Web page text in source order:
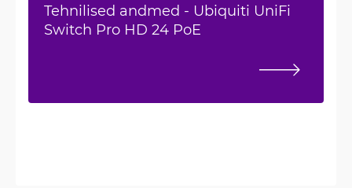
Tehnilised andmed - Ubiquiti UniFi
Switch Pro HD 24 PoE